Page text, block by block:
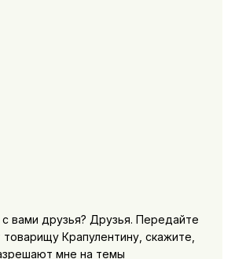
вами друзья? Друзья. Передайте
Крапулентину, скажите,
мне на темы